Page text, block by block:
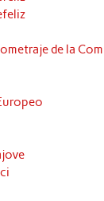
de la